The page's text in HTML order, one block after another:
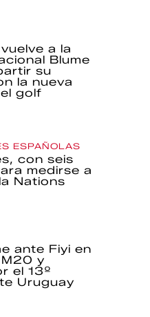
a la
Blume
su
la nueva
golf
ESPAÑOLAS
con seis
medirse a
Nations
ante Fiyi en
M20 y
el 13º
Uruguay